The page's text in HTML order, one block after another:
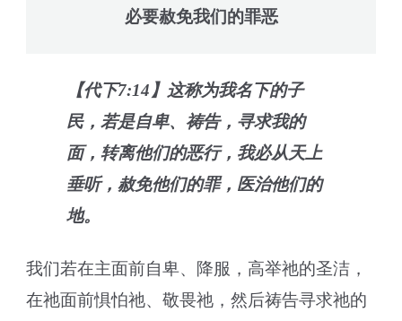
必要赦免我们的罪恶
【代下7:14】这称为我名下的子
民，若是自卑、祷告，寻求我的
面，转离他们的恶行，我必从天上
垂听，赦免他们的罪，医治他们的
地。
我们若在主面前自卑、降服，高举祂的圣洁，
在祂面前惧怕祂、敬畏祂，然后祷告寻求祂的